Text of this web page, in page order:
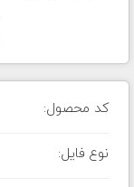
کد محصول:
نوع فایل: